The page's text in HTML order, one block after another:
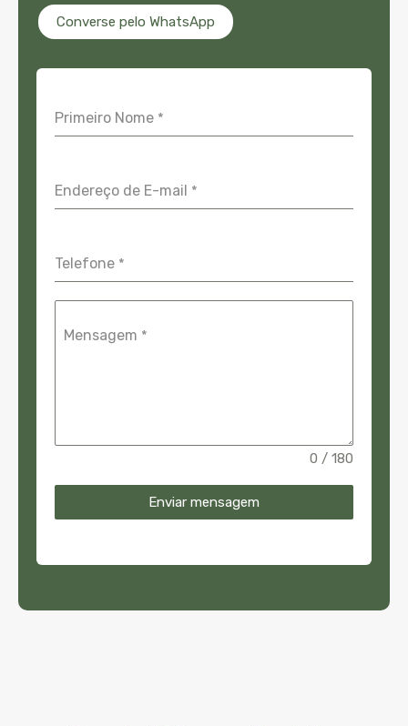
Converse pelo WhatsApp
Primeiro Nome *
Endereço de E-mail *
Telefone *
Mensagem *
0 / 180
Enviar mensagem